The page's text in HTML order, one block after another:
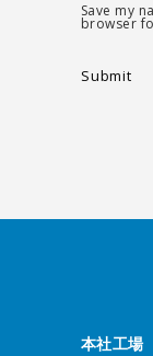
Save my
browser
本社工場